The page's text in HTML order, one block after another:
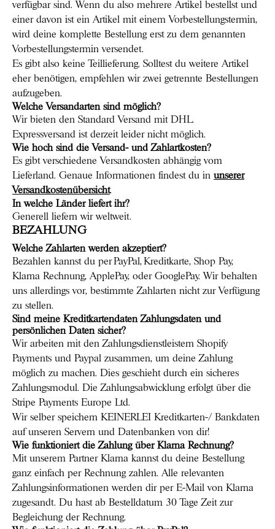
verfügbar sind. Wenn du also mehrere Artikel bestellst und
einer davon ist ein Artikel mit einem Vorbestellungstermin,
wird deine komplette Bestellung erst zu dem genannten
Vorbestellungstermin versendet.
Es gibt also keine Teillieferung. Solltest du weitere Artikel
eher benötigen, empfehlen wir zwei getrennte Bestellungen
aufzugeben.
Welche Versandarten sind möglich?
Wir bieten den Standard Versand mit DHL.
Expressversand ist derzeit leider nicht möglich.
Wie hoch sind die Versand- und Zahlartkosten?
Es gibt verschiedene Versandkosten abhängig vom
Lieferland. Genaue Informationen findest du in unserer
Versandkostenübersicht.
In welche Länder liefert ihr?
Generell liefern wir weltweit.
BEZAHLUNG
Welche Zahlarten werden akzeptiert?
Bezahlen kannst du per PayPal, Kreditkarte, Shop Pay,
Klarna Rechnung, ApplePay, oder GooglePay. Wir behalten
uns allerdings vor, bestimmte Zahlarten nicht zur Verfügung
zu stellen.
Sind meine Kreditkartendaten Zahlungsdaten und
persönlichen Daten sicher?
Wir arbeiten mit den Zahlungsdienstleistern Shopify
Payments und Paypal zusammen, um deine Zahlung
möglich zu machen. Dies geschieht durch ein sicheres
Zahlungsmodul. Die Zahlungsabwicklung erfolgt über die
Stripe Payments Europe Ltd.
Wir selber speichern KEINERLEI Kreditkarten-/ Bankdaten
auf unseren Servern und Datenbanken von dir!
Wie funktioniert die Zahlung über Klarna Rechnung?
Mit unserem Partner Klarna kannst du deine Bestellung
ganz einfach per Rechnung zahlen. Alle relevanten
Zahlungsinformationen werden dir per E-Mail von Klarna
zugesandt. Du hast ab Bestelldatum 30 Tage Zeit zur
Begleichung der Rechnung.